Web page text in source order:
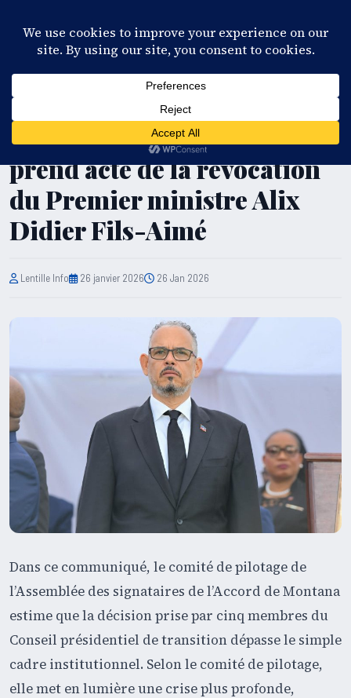
Haïti : l’Accord de Montana
prend acte de la révocation
du Premier ministre Alix
Didier Fils-Aimé
Lentille Info 26 janvier 2026 26 Jan 2026
Dans ce communiqué, le comité de pilotage de
l’Assemblée des signataires de l’Accord de Montana
estime que la décision prise par cinq membres du
Conseil présidentiel de transition dépasse le simple
cadre institutionnel. Selon le comité de pilotage,
elle met en lumière une crise plus profonde,